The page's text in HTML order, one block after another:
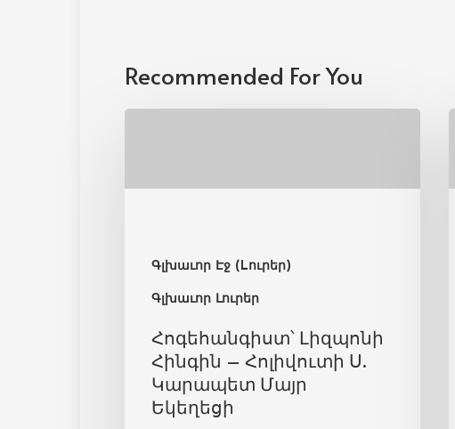
Recommended For You
Գլխաւոր Էջ (Lուրեր)
Գլխաւոր Լուրեր
Հոգեհանգիստ՝ Լիզպոնի
Հինգին – Հոլիվուտի Ս.
Կարապետ Մայր
Եկեղեցի